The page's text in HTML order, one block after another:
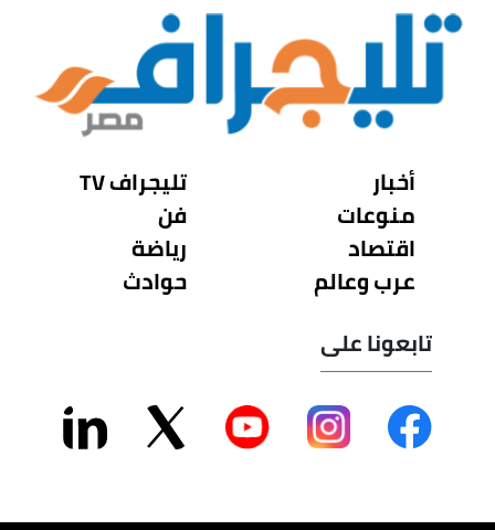
أخبار
منوعات
اقتصاد
عرب وعالم
تليجراف TV
فن
رياضة
حوادث
تابعونا على